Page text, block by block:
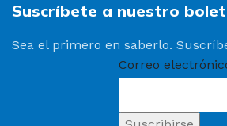
Suscríbete a nuestro
Sea el primero en saberlo.
Correo